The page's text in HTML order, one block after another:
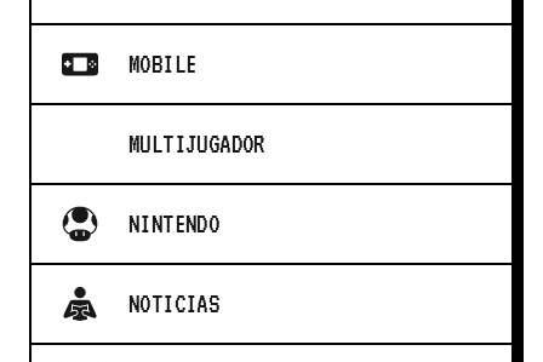
MOBILE
MULTIJUGADOR
NINTENDO
NOTICIAS